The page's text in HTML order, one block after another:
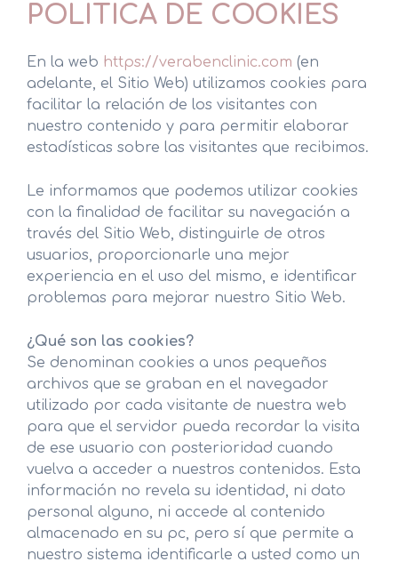
POLÍTICA DE COOKIES
En la web https://verabenclinic.com (en
adelante, el Sitio Web) utilizamos cookies para
facilitar la relación de los visitantes con
nuestro contenido y para permitir elaborar
estadísticas sobre las visitantes que recibimos.
Le informamos que podemos utilizar cookies
con la finalidad de facilitar su navegación a
través del Sitio Web, distinguirle de otros
usuarios, proporcionarle una mejor
experiencia en el uso del mismo, e identificar
problemas para mejorar nuestro Sitio Web.
¿Qué son las cookies?
Se denominan cookies a unos pequeños
archivos que se graban en el navegador
utilizado por cada visitante de nuestra web
para que el servidor pueda recordar la visita
de ese usuario con posterioridad cuando
vuelva a acceder a nuestros contenidos. Esta
información no revela su identidad, ni dato
personal alguno, ni accede al contenido
almacenado en su pc, pero sí que permite a
nuestro sistema identificarle a usted como un